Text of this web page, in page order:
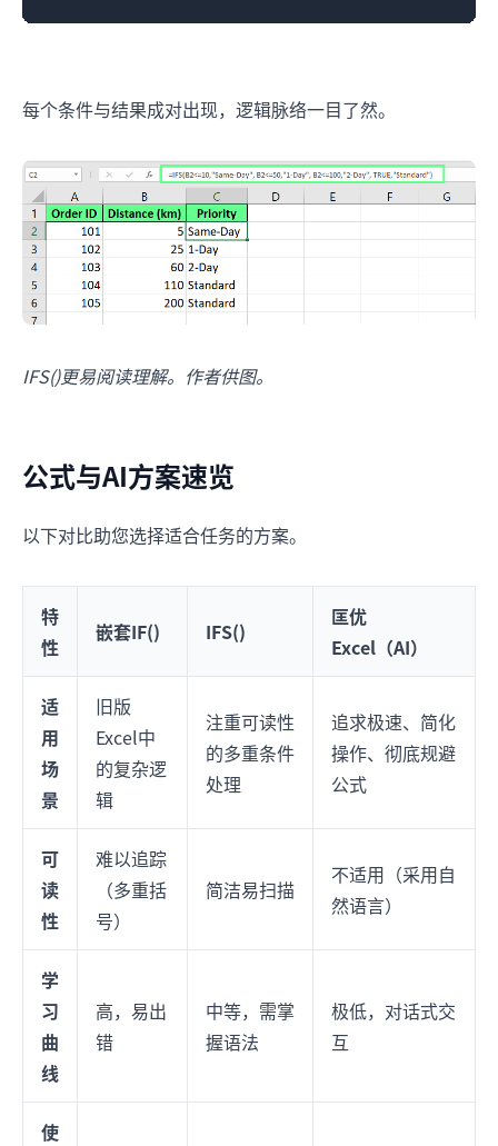
每个条件与结果成对出现，逻辑脉络一目了然。
IFS()更易阅读理解。作者供图。
公式与AI方案速览
以下对比助您选择适合任务的方案。
特
性
嵌套IF() IFS()
匡优
Excel（AI）
适
用
场
景
旧版
Excel中
的复杂逻
辑
注重可读性
的多重条件
处理
追求极速、简化
操作、彻底规避
公式
可
读
性
难以追踪
（多重括
号）
简洁易扫描
不适用（采用自
然语言）
学
习
曲
线
高，易出
错
中等，需掌
握语法
极低，对话式交
互
使